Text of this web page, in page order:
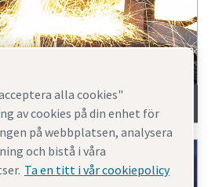
alla cookies"
av cookies på din enhet för
på webbplatsen, analysera
och bistå i våra
Ta en titt i vår cookiepolicy